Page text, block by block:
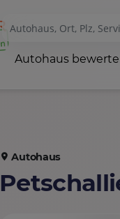
Autohaus
Autohaus